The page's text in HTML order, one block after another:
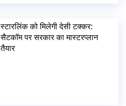
स्टारलिंक को मिलेगी देसी टक्कर:
सैटकॉम पर सरकार का मास्टरप्लान
तैयार